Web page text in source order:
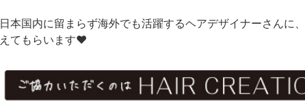
日本国内に留まらず海外でも活躍するヘアデザイナーさんに、
えてもらいます♥